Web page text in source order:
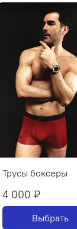
Трусы боксеры
4 000 ₽
Выбрать